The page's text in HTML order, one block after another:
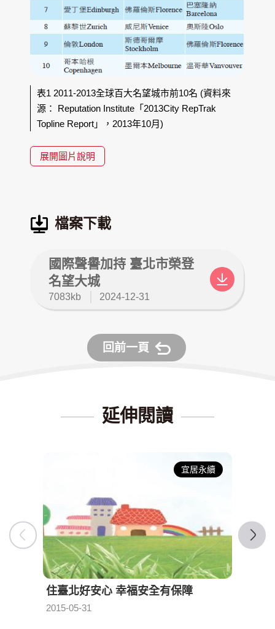
表1 2011-2013全球百大名望城市前10名 (資料來
源： Reputation Institute「2013City RepTrak
Topline Report」，2013年10月)
展開圖片說明
檔案下載
國際聲譽加持 臺北市榮登
名望大城
檔
案
7083kb
更
新
期
：
2024-12-31
回前一頁
延伸閱讀
宜居永續
住臺北好安心 幸福安全有保障
2015-05-31
發布日期：